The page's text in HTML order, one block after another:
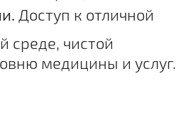
Доступ к отличной
среде, чистой
медицины и услуг.